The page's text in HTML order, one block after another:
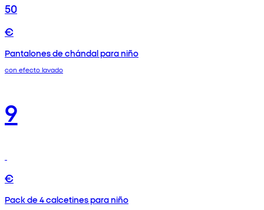
50
€
Pantalones de chándal para niño
con efecto lavado
9
€
Pack de 4 calcetines para niño